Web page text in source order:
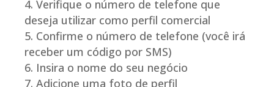
Verifique o número de telefone que
deseja utilizar como perfil comercial
Confirme o número de telefone (você irá
receber um código por SMS)
Insira o nome do seu negócio
Adicione uma foto de perfil